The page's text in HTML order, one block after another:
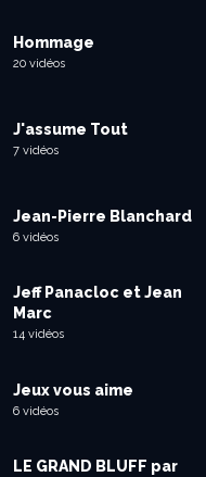
Hommage
20 vidéos
J'assume Tout
7 vidéos
Jean-Pierre Blanchard
6 vidéos
Jeff Panacloc et Jean
Marc
14 vidéos
Jeux vous aime
6 vidéos
LE GRAND BLUFF par